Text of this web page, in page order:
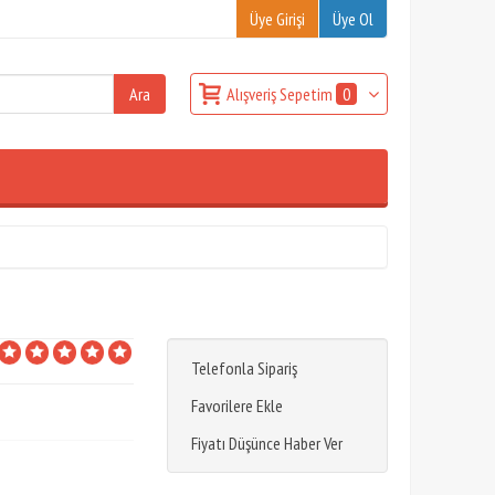
Üye Girişi Üye Ol
Alışveriş Sepetim 0
Telefonla Sipariş
Favorilere Ekle
Fiyatı Düşünce Haber Ver